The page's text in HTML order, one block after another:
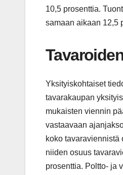
10,5 prosenttia.
samaan aikaan 12,5
Yksityiskohtaiset
tavarakaupan
mukaisten viennin
vastaavaan
koko tavaraviennistä
niiden osuus
prosenttia. Poltto- ja